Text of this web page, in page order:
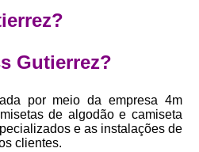
Desenvolvimento de Coleção de
de Estampa Exclusiva
Desenvolvimento
Desenvolvimento de
Gutierrez?
por meio da empresa 4m
de algodão e camiseta
e as instalações de
clientes.